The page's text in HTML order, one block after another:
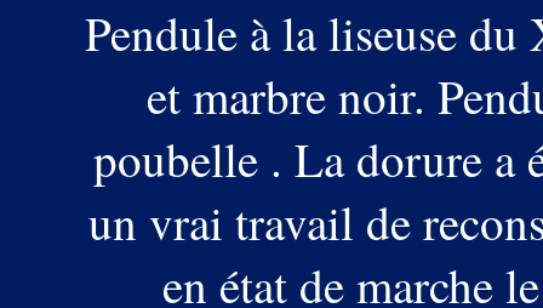
Pendule à la liseuse
et marbre noir.
poubelle . La dorure a
un vrai travail de
en état de marche